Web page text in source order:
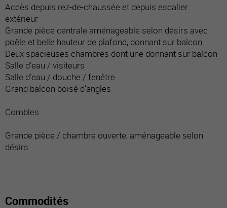
Accès depuis rez-de-chaussée et depuis escalier
extérieur
Grande pièce centrale aménageable selon désirs avec
poêle et belle hauteur de plafond, donnant sur balcon
Deux spacieuses chambres dont une donnant sur balcon
Salle d’eau / visiteurs
Salle d’eau / douche / fenêtre
Grand balcon boisé d’angles
Combles :
Grande pièce / chambre ouverte, aménageable selon
désirs
Commodités